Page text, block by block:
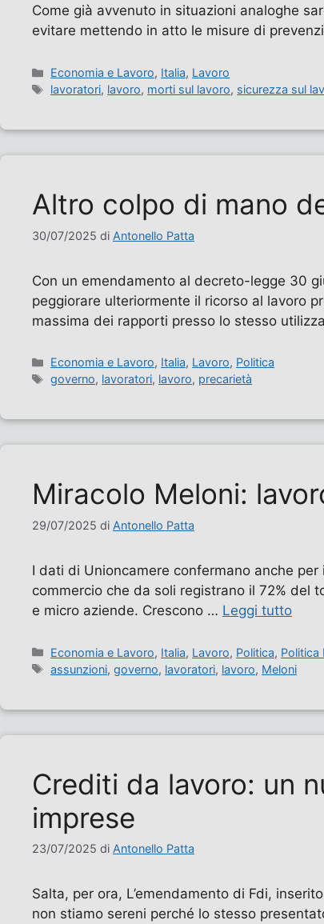
Come già avvenuto in situazioni analoghe
evitare mettendo in atto le misure di
Categorie
Economia e Lavoro, Italia, Lavoro
Tag
lavoratori, lavoro, morti sul lavoro, sicurezza sul
Altro colpo di mano
30/07/2025 di Antonello Patta
Con un emendamento al decreto-legge 30
peggiorare ulteriormente il ricorso al lavoro
massima dei rapporti presso lo stesso
Categorie
Economia e Lavoro, Italia, Lavoro, Politica
Tag
governo, lavoratori, lavoro, precarietà
Miracolo Meloni:
29/07/2025 di Antonello Patta
I dati di Unioncamere confermano anche
commercio che da soli registrano il 72% del
e micro aziende. Crescono … Leggi tutto
Categorie
Economia e Lavoro, Italia, Lavoro, Politica, Politica
Tag
assunzioni,governo, lavoratori, lavoro, Meloni
Crediti da lavoro: un
imprese
23/07/2025 di Antonello Patta
Salta, per ora, L’emendamento di Fdi,
non stiamo sereni perché lo stesso